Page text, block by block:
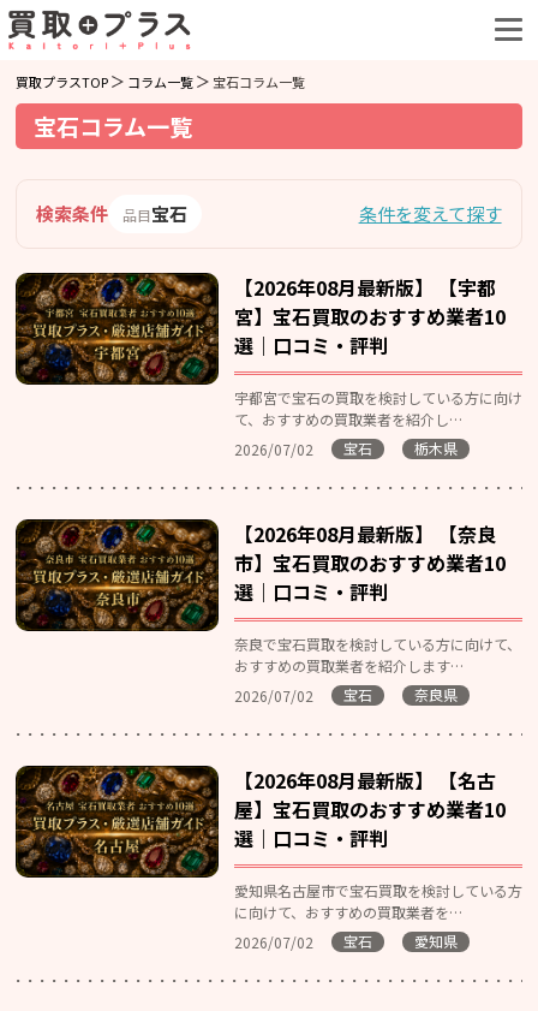
買取プラスTOP コラム一覧 宝石コラム一覧
宝石コラム一覧
検索条件 品目宝石 条件を変えて探す
【2026年08月最新版】 【宇都
宮】宝石買取のおすすめ業者10
選｜口コミ・評判
宇都宮で宝石の買取を検討している方に向け
て、おすすめの買取業者を紹介し…
2026/07/02
宝石 栃木県
【2026年08月最新版】 【奈良
市】宝石買取のおすすめ業者10
選｜口コミ・評判
奈良で宝石買取を検討している方に向けて、
おすすめの買取業者を紹介します…
2026/07/02
宝石 奈良県
【2026年08月最新版】 【名古
屋】宝石買取のおすすめ業者10
選｜口コミ・評判
愛知県名古屋市で宝石買取を検討している方
に向けて、おすすめの買取業者を…
2026/07/02
宝石 愛知県